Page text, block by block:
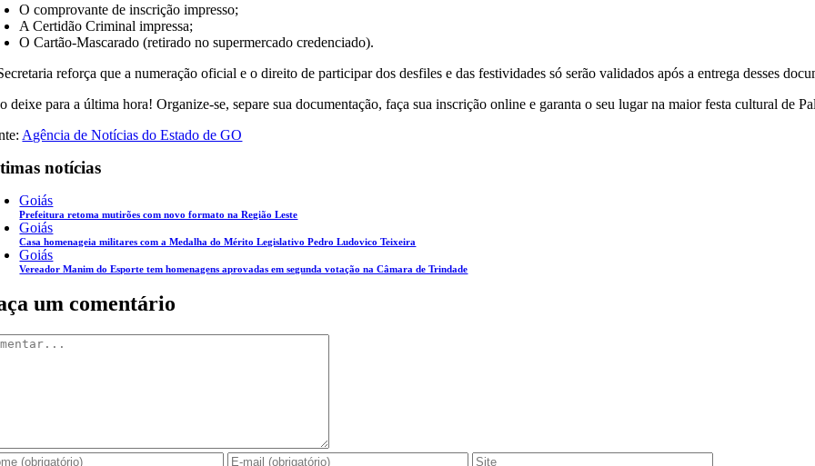
O comprovante de inscrição impresso;
A Certidão Criminal impressa;
O Cartão-Mascarado (retirado no supermercado credenciado).
reforça que a numeração oficial e o direito de participar dos desfiles e das festividades só serão validados após a entrega desses
deixe para a última hora! Organize-se, separe sua documentação, faça sua inscrição online e garanta o seu lugar na maior festa cultural de
Agência de Notícias do Estado de GO
notícias
Goiás
Prefeitura retoma mutirões com novo formato na Região Leste
Goiás
Casa homenageia militares com a Medalha do Mérito Legislativo Pedro Ludovico Teixeira
Goiás
Vereador Manim do Esporte tem homenagens aprovadas em segunda votação na Câmara de Trindade
um comentário